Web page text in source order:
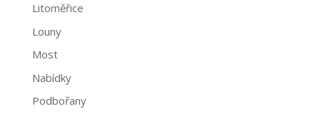
Litoměřice
Louny
Most
Nabídky
Podbořany